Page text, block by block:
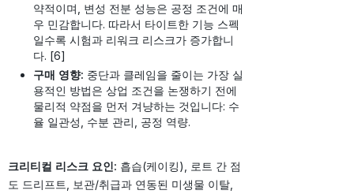
약적이며, 변성 전분 성능은 공정 조건에 매
우 민감합니다. 따라서 타이트한 기능 스펙
일수록 시험과 리워크 리스크가 증가합니
다. [6]
구매 영향: 중단과 클레임을 줄이는 가장 실
용적인 방법은 상업 조건을 논쟁하기 전에
물리적 약점을 먼저 겨냥하는 것입니다: 수
율 일관성, 수분 관리, 공정 역량.
크리티컬 리스크 요인: 흡습(케이킹), 로트 간 점
도 드리프트, 보관/취급과 연동된 미생물 이탈,